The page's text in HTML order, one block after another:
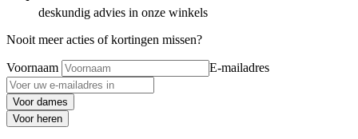
deskundig advies in onze winkels
Nooit meer acties of kortingen missen?
Voornaam E-mailadres
Voor dames
Voor heren